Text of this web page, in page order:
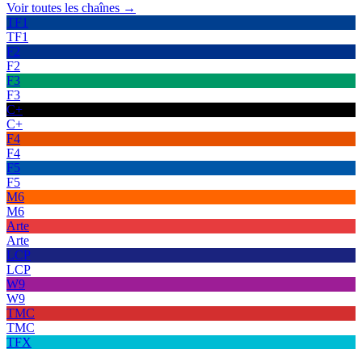
Voir toutes les chaînes →
TF1
TF1
F2
F2
F3
F3
C+
C+
F4
F4
F5
F5
M6
M6
Arte
Arte
LCP
LCP
W9
W9
TMC
TMC
TFX